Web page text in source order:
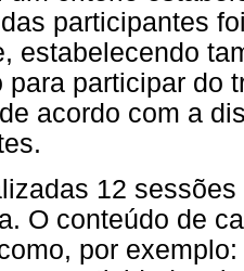
participantes
estabelecendo
para participar do
acordo com a
12
O conteúdo de
por